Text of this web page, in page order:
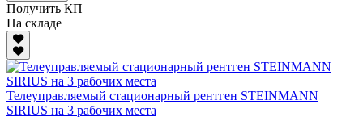
Получить КП
На складе
Телеуправляемый стационарный рентген STEINMANN
SIRIUS на 3 рабочих места